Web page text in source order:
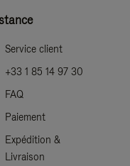
Service client
+33 1 85 14 97 30
FAQ
Paiement
Expédition &
Livraison